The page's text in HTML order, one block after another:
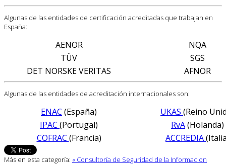
Algunas de las entidades de certificación acreditadas que trabajan en
España:
AENOR
NQA
TÜV
SGS
DET NORSKE VERITAS
AFNOR
Algunas de las entidades de acreditación internacionales son:
ENAC (España) UKAS (Reino
IPAC (Portugal) RvA(Holanda)
COFRAC (Francia) ACCREDIA
Más en esta categoría: « Consultoría de Seguridad de la Informacion